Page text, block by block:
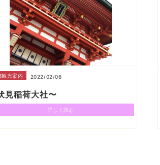
観光案内 2022/02/06
見稲荷大社〜
詳しく読む